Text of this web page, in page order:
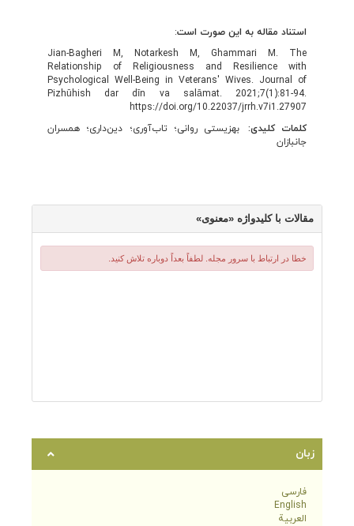
استناد مقاله به این صورت است:
Jian-Bagheri M, Notarkesh M, Ghammari M. The
Relationship of Religiousness and Resilience with
Psychological Well-Being in Veterans' Wives. Journal of
Pizhūhish dar dīn va salāmat. 2021;7(1):81-94.
https://doi.org/10.22037/jrrh.v7i1.27907
کلمات کلیدی:
بهزیستی روانی؛ تاب‌آوری؛ دین‌داری؛ همسران
جانبازان
زبان
فارسی
English
العربية